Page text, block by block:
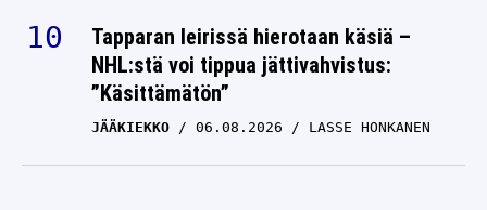
Tapparan leirissä hierotaan käsiä –
NHL:stä voi tippua jättivahvistus:
”Käsittämätön”
JÄÄKIEKKO 06.08.2026 LASSE HONKANEN